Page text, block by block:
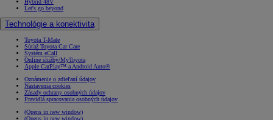
Hybrid 48V
Let's go beyond
Technológie a konektivita
Toyota T-Mate
Súťaž Toyota Car Care
Systém eCall
Online služby/MyToyota
Apple CarPlay™ a Android Auto®
Oznámenie o zdieľaní údajov
Nastavenia cookies
Zásady ochrany osobných údajov
Pravidlá spracovania osobných údajov
(Opens in new window)
(Opens in new window)